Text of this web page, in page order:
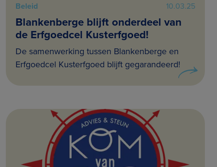
Beleid 10.03.25
Blankenberge blijft onderdeel van
de Erfgoedcel Kusterfgoed!
De samenwerking tussen Blankenberge en
Erfgoedcel Kusterfgoed blijft gegarandeerd!